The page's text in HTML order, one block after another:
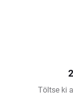
Töltse ki